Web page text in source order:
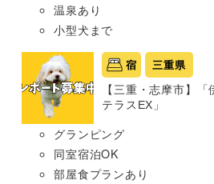
温泉あり
小型犬まで
宿 三重県
【三重・志摩市】
テラスEX」
グランピング
同室宿泊OK
部屋食プランあり